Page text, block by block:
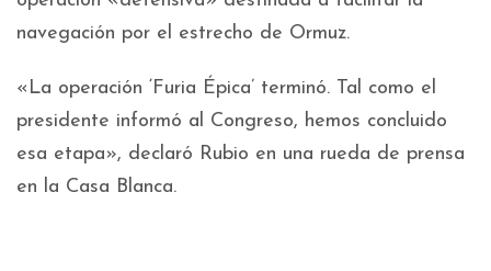
navegación por el estrecho de Ormuz.
«La operación ‘Furia Épica’ terminó. Tal como el
presidente informó al Congreso, hemos concluido
esa etapa», declaró Rubio en una rueda de prensa
en la Casa Blanca.